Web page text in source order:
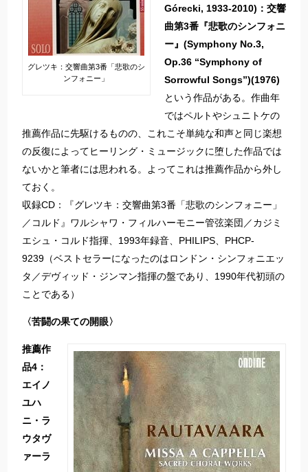
グレツキ：交響曲第3番「悲歌のシ
ンフォニー」
Górecki, 1933-2010)：交響
曲第3番『悲歌のシンフォニ
ー』(Symphony No.3,
Op.36 “Symphony of
Sorrowful Songs”)(1976)
という作品がある。作曲年
ではペルトやシュニトケの
推薦作品に先駆けるものの、これこそ単純な和声と同じ楽想
の反復によってヒーリング・ミュージックに堕した作品では
ないかと筆者には思われる。よってこれは推薦作品から外し
ておく。
収録CD：『グレツキ：交響曲第3番「悲歌のシンフォニー」
／コルド』ワルシャワ・フィルハーモニー管弦楽団／カジミ
エシュ・コルド指揮、1993年録音、PHILIPS、PHCP-
9239（ベストセラーになったのはロンドン・シンフォニエッ
タ／デヴィッド・ジンマン指揮の盤であり、1990年代初頭の
ことである）
〈苦闘の果ての開眼〉
推薦作
品4：
エイノ
ユハ
ニ・ラ
ウタヴ
ァーラ